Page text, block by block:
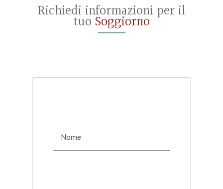
Richiedi informazioni per il
tuo Soggiorno